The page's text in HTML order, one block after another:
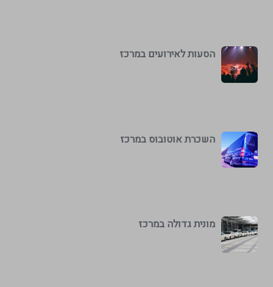
הסעות לאירועים במרכז
השכרת אוטובוס במרכז
מונית גדולה במרכז